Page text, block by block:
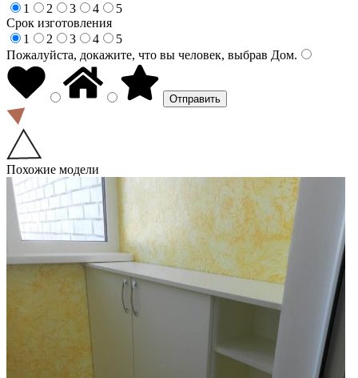
1
2 3 4
5
Срок изготовления
1
2 3 4
5
Пожалуйста, докажите, что вы человек, выбрав Дом.
Похожие модели